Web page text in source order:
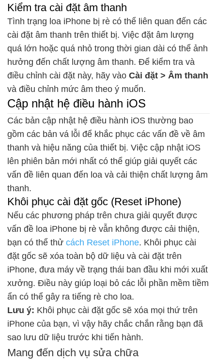
Kiểm tra cài đặt âm thanh
Tình trạng loa iPhone bị rè có thể liên quan đến các
cài đặt âm thanh trên thiết bị. Việc đặt âm lượng
quá lớn hoặc quá nhỏ trong thời gian dài có thể ảnh
hưởng đến chất lượng âm thanh. Để kiểm tra và
điều chỉnh cài đặt này, hãy vào Cài đặt > Âm thanh
và điều chỉnh mức âm theo ý muốn.
Cập nhật hệ điều hành iOS
Các bản cập nhật hệ điều hành iOS thường bao
gồm các bản vá lỗi để khắc phục các vấn đề về âm
thanh và hiệu năng của thiết bị. Việc cập nhật iOS
lên phiên bản mới nhất có thể giúp giải quyết các
vấn đề liên quan đến loa và cải thiện chất lượng âm
thanh.
Khôi phục cài đặt gốc (Reset iPhone)
Nếu các phương pháp trên chưa giải quyết được
vấn đề loa iPhone bị rè vẫn không được cải thiện,
bạn có thể thử cách Reset iPhone. Khôi phục cài
đặt gốc sẽ xóa toàn bộ dữ liệu và cài đặt trên
iPhone, đưa máy về trạng thái ban đầu khi mới xuất
xưởng. Điều này giúp loại bỏ các lỗi phần mềm tiềm
ẩn có thể gây ra tiếng rè cho loa.
Lưu ý: Khôi phục cài đặt gốc sẽ xóa mọi thứ trên
iPhone của bạn, vì vậy hãy chắc chắn rằng bạn đã
sao lưu dữ liệu trước khi tiến hành.
Mang đến dịch vụ sửa chữa